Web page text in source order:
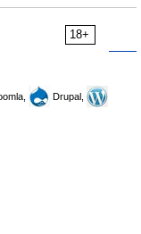
18+
Drupal,